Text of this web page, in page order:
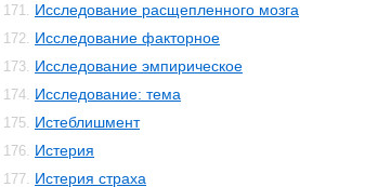
171. Исследование расщепленного мозга
172. Исследование факторное
173. Исследование эмпирическое
174. Исследование: тема
175. Истеблишмент
176. Истерия
177. Истерия страха